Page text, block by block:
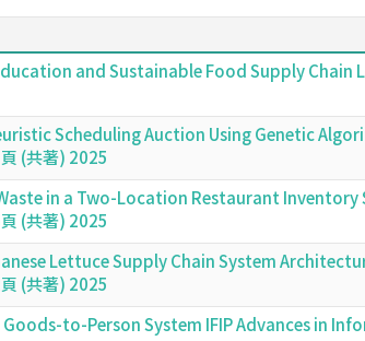
and Sustainable Food Supply Chain
Scheduling Auction Using Genetic
(共著) 2025
in a Two-Location Restaurant Inventory
(共著) 2025
Lettuce Supply Chain System
(共著) 2025
to-Person System IFIP Advances in